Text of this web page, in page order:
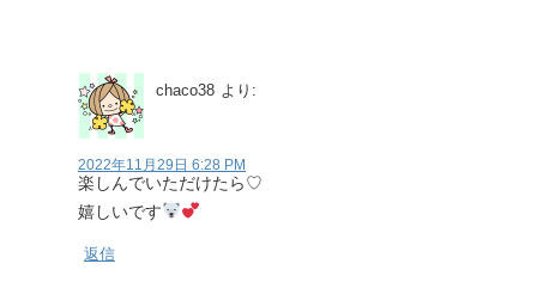
chaco38 より:
2022年11月29日 6:28 PM
楽しんでいただけたら♡
嬉しいです
返信